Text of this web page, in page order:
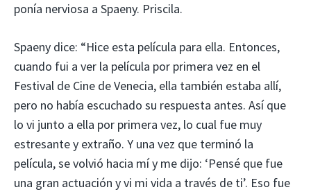
ponía nerviosa a Spaeny. Priscila.
Spaeny dice: “Hice esta película para ella. Entonces,
cuando fui a ver la película por primera vez en el
Festival de Cine de Venecia, ella también estaba allí,
pero no había escuchado su respuesta antes. Así que
lo vi junto a ella por primera vez, lo cual fue muy
estresante y extraño. Y una vez que terminó la
película, se volvió hacia mí y me dijo: ‘Pensé que fue
una gran actuación y vi mi vida a través de ti’. Eso fue